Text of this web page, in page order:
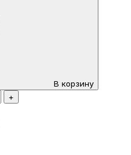
В корзину
+